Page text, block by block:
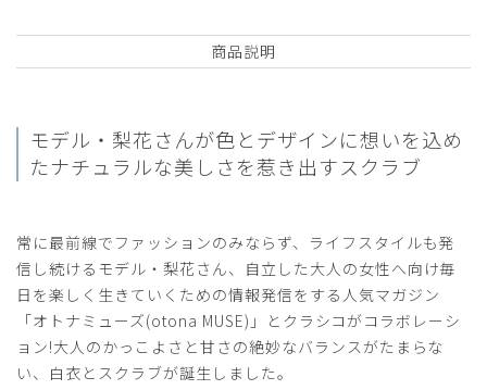
地よく着られる素材感です。伸縮性があまりないので、余裕
のあるサイズを選ぶことをおすすめします。私はSサイズで
口が広く使いやすい反面、物が落ちてしまうことがあるの
で、気をつけてください。
役に立った
商品説明
モデル・梨花さんが色とデザインに想いを込め
た ナチュラルな美しさを惹き出すスクラブ
常に最前線でファッションのみならず、ライフスタイルも発
信し続けるモデル・梨花さん、自立した大人の女性へ向け毎
日を楽しく生きていくための情報発信をする人気マガジン
「オトナミューズ(otona MUSE)」とクラシコがコラボレーシ
ョン!大人のかっこよさと甘さの絶妙なバランスがたまらな
い、白衣とスクラブが誕生しました。